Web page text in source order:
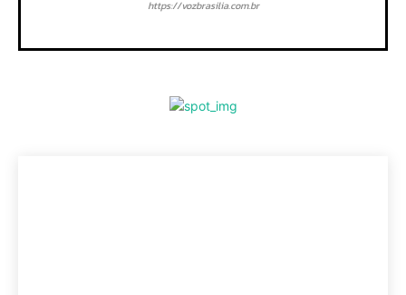
https://vozbrasilia.com.br